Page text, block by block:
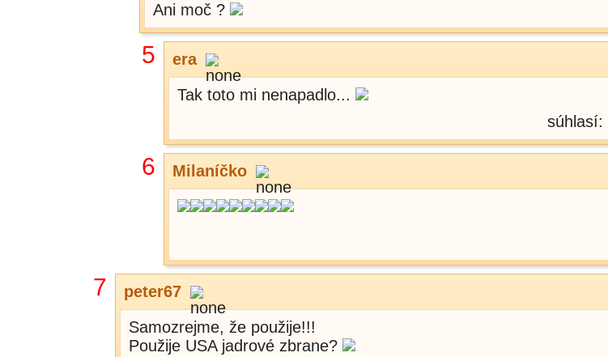
Ani moč ?
5 era
Tak toto mi nenapadlo...
súhlasí:
6 Milaníčko
7 peter67
Samozrejme, že použije!!!
Použije USA jadrové zbrane?